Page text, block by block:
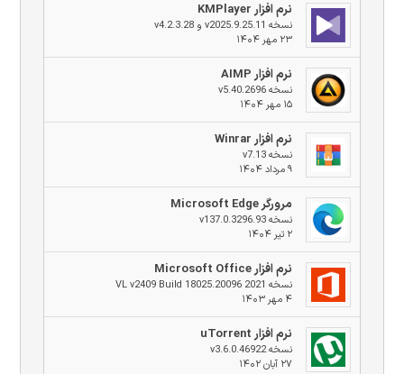
نرم افزار KMPlayer
نسخه v2025.9.25.11 و v4.2.3.28
۲۳ مهر ۱۴۰۴
نرم افزار AIMP
نسخه v5.40.2696
۱۵ مهر ۱۴۰۴
نرم افزار Winrar
نسخه v7.13
۹ مرداد ۱۴۰۴
مرورگر Microsoft Edge
نسخه v137.0.3296.93
۲ تیر ۱۴۰۴
نرم افزار Microsoft Office
نسخه 2021 VL v2409 Build 18025.20096
۴ مهر ۱۴۰۳
نرم افزار uTorrent
نسخه v3.6.0.46922
۲۷ آبان ۱۴۰۲